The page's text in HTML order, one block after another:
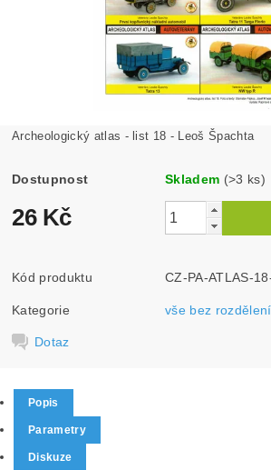
Archeologický atlas - list 18 - Leoš Špachta
Dostupnost Skladem (>3 ks)
26 Kč
Kód produktu CZ-PA-ATLAS-
Kategorie vše bez rozdělení
Dotaz
Popis
Parametry
Diskuze